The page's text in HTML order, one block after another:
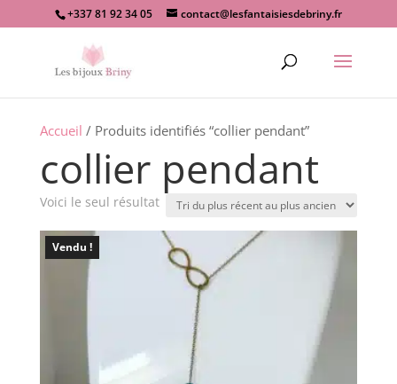
+337 81 92 34 05 contact@lesfantaisiesdebriny.fr
Accueil / Produits identifiés “collier pendant”
collier pendant
Voici le seul résultat
Vendu !